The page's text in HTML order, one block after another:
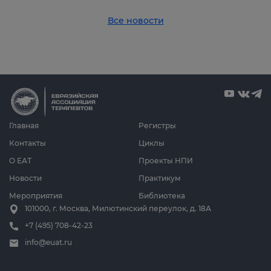
Все новости
Главная
О ЕАТ
Новости
Мероприятия
Циклы
Проекты НПИ
Практикум
Библиотека
Регистры
Контакты
101000, г. Москва, Милютинский переулок, д. 18А
+7 (495) 708-42-23
info@euat.ru